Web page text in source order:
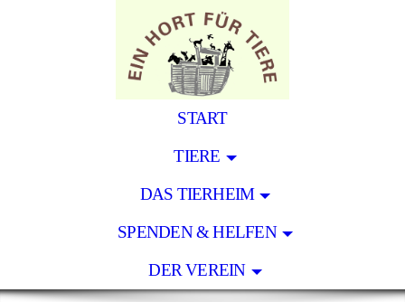
START
TIERE
DAS TIERHEIM
SPENDEN & HELFEN
DER VEREIN